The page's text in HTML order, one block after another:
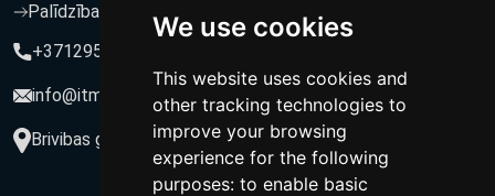
We use cookies
This website uses cookies and
other tracking technologies to
improve your browsing
experience for the following
purposes: to enable basic
Palīdzība un atbalsts
+37129564547
info@itmarketing.lv
Brivibas gatve 234-77, LV-1039, Riga, Latvia